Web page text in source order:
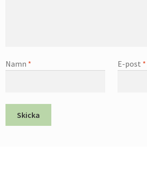
Namn * E-post *